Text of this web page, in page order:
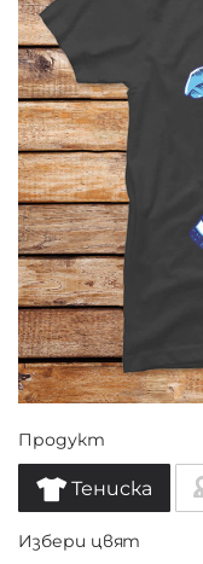
Продукт
Тениска
Избери цвят